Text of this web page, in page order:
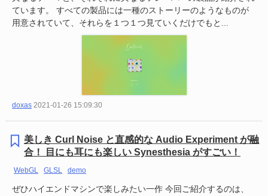
ています。 すべての製品には一種のストーリーのようなものが
用意されていて、それらを１つ１つ見ていくだけでもと...
doxas 2021-01-26 15:09:30
美しき Curl Noise と直感的な Audio Experiment が融
合！ 目にも耳にも楽しい Synesthesia がすごい！
WebGL GLSL demo
ぜひハイエンドマシンで楽しみたい一作 今回ご紹介するのは、